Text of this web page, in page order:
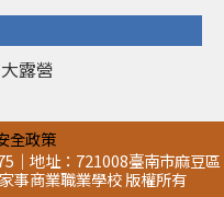
露營
全政策
｜地址：721008臺南市麻豆區
事商業職業學校 版權所有